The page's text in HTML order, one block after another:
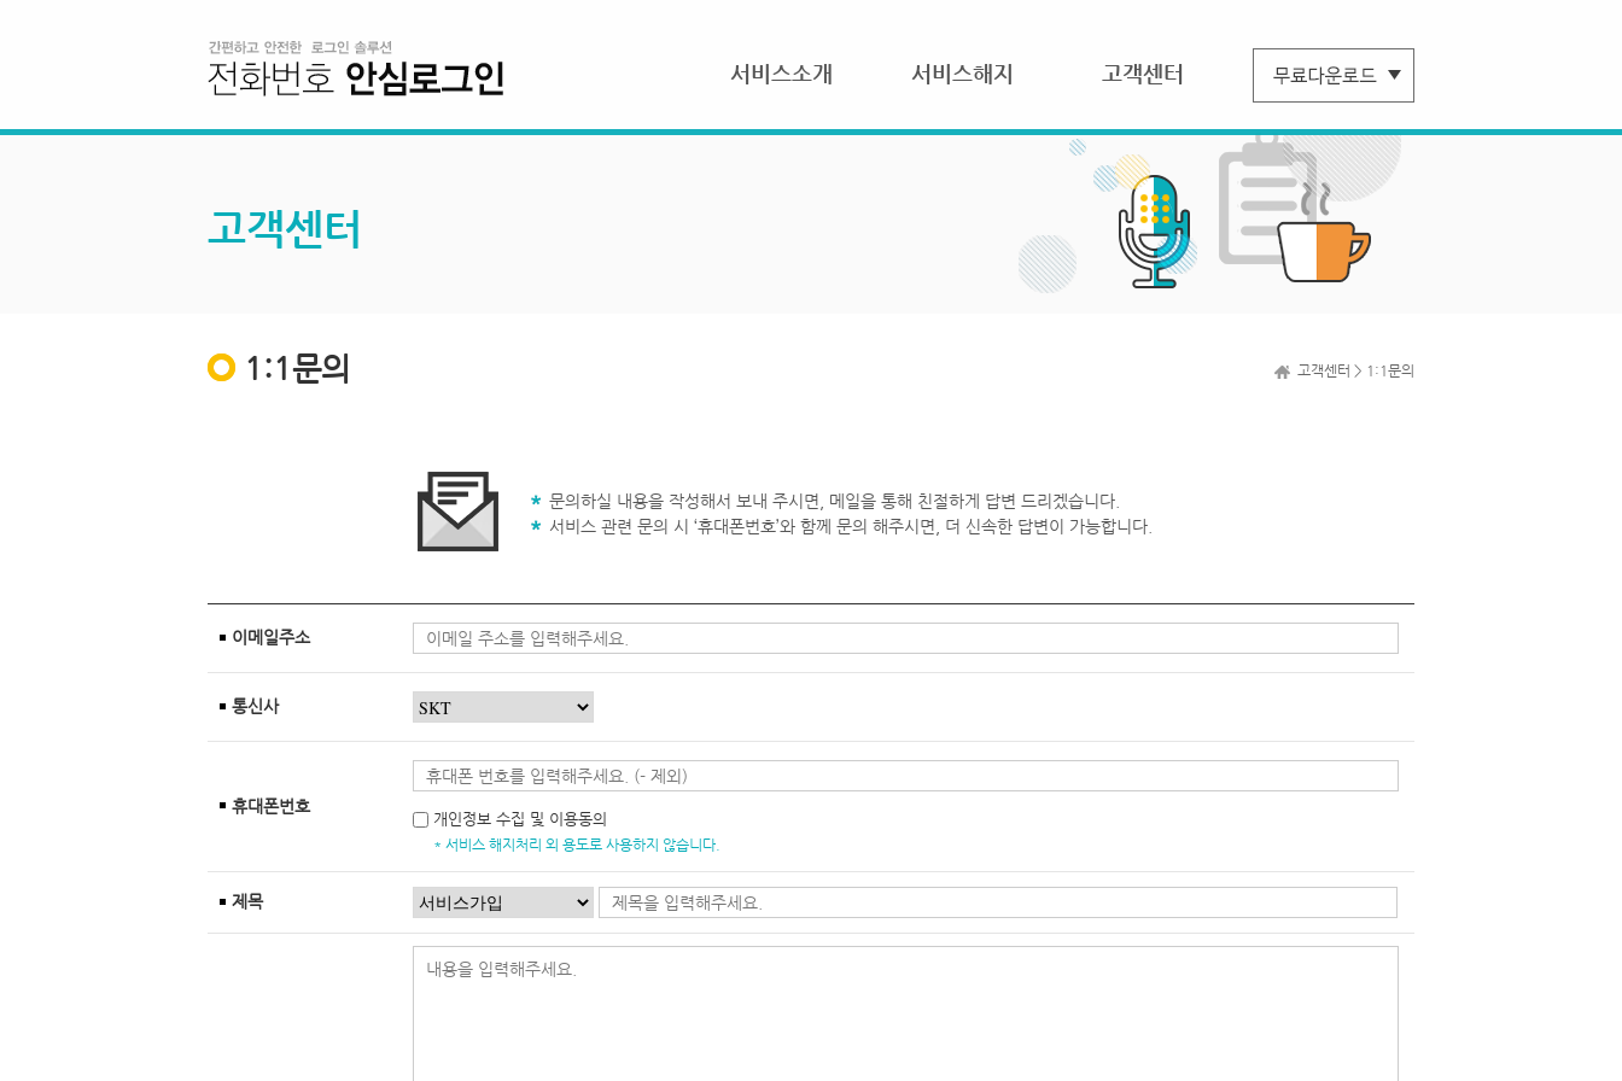
서비스소개 서비스해지 고객센터
고객센터
1:1문의 고객센터 > 1:1문의
문의하실 내용을 작성해서 보내 주시면, 메일을 통해 친절하게 답변 드리겠습니다.
서비스 관련 문의 시 ‘휴대폰번호’와 함께 문의 해주시면, 더 신속한 답변이 가능합니다.
이메일주소
통신사
휴대폰번호
개인정보 수집 및 이용동의
* 서비스 해지처리 외 용도로 사용하지 않습니다.
제목